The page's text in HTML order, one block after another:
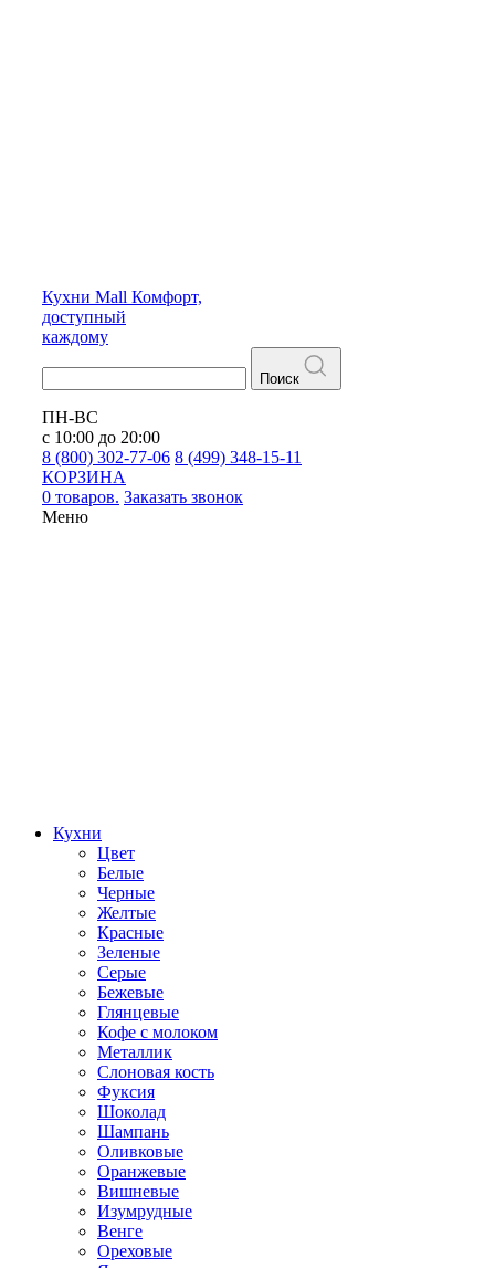
Кухни Mall Комфорт,
доступный
каждому
Поиск
ПН-ВС
с 10:00 до 20:00
8 (800) 302-77-06 8 (499) 348-15-11
КОРЗИНА
0 товаров. Заказать звонок
Меню
Кухни
Цвет
Белые
Черные
Желтые
Красные
Зеленые
Серые
Бежевые
Глянцевые
Кофе с молоком
Металлик
Слоновая кость
Фуксия
Шоколад
Шампань
Оливковые
Оранжевые
Вишневые
Изумрудные
Венге
Ореховые